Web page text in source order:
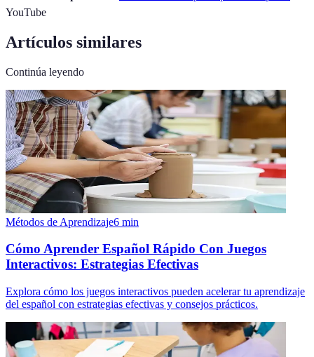
YouTube
Artículos similares
Continúa leyendo
Métodos de Aprendizaje6 min
Cómo Aprender Español Rápido Con Juegos
Interactivos: Estrategias Efectivas
Explora cómo los juegos interactivos pueden acelerar tu aprendizaje
del español con estrategias efectivas y consejos prácticos.